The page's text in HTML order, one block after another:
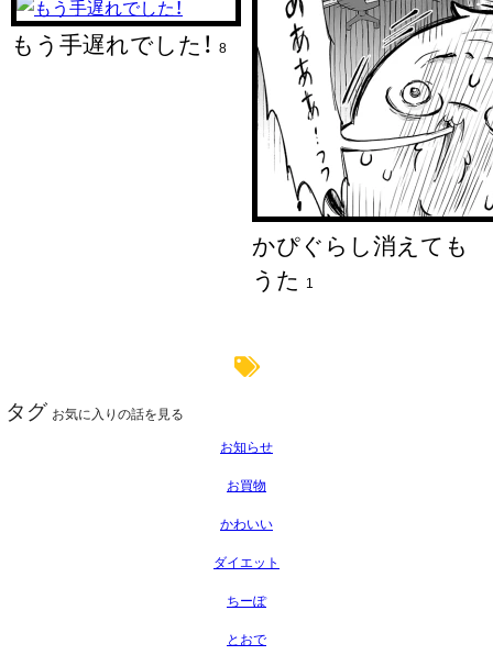
もう手遅れでした！ 8
かぴぐらし消えても
うた 1
タグ お気に入りの話を見る
お知らせ
お買物
かわいい
ダイエット
ちーぽ
とおで